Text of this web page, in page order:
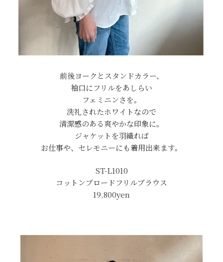
前後ヨークとスタンドカラー、
袖口にフリルをあしらい
フェミニンさを。
洗礼されたホワイトなので
清潔感のある爽やかな印象に。
ジャケットを羽織れば
お仕事や、セレモニーにも着用出来ます。
ST-L1010
コットンブロードフリルブラウス
19,800yen